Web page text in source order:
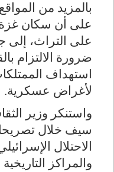
بالمزيد من
على أن سكان
على التراث، إلى
ضرورة الالتزام
استهداف
لأغراض عسكرية.
واستنكر وزير
سيف خلال
الاحتلال
والمراكز